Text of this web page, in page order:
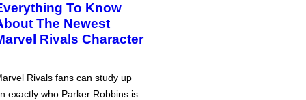
To Know
The Newest
Rivals Character
Rivals fans can study up
exactly who Parker Robbins is